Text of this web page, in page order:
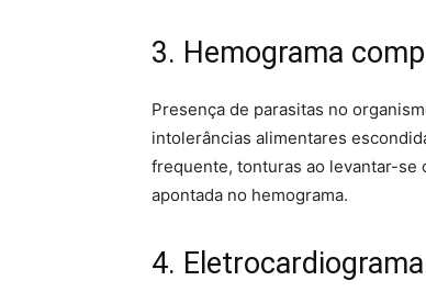
3. Hemograma
Presença de parasitas no
intolerâncias alimentares
frequente, tonturas ao levantar-se
apontada no hemograma.
4. Eletrocardiograma